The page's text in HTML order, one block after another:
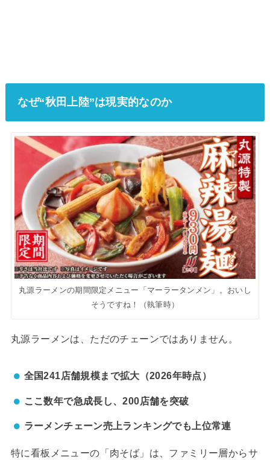
なぜ“秋田上陸”は現実的なのか
丸源ラーメンの期間限定メニュー「マーラータンメン」。おいし
そうですね！（執筆時）
丸源ラーメンは、ただのチェーンではありません。
全国241店舗規模まで拡大（2026年時点）
ここ数年で急成長し、200店舗を突破
ラーメンチェーン売上ランキングでも上位常連
特に看板メニューの「肉そば」は、ファミリー層からサ